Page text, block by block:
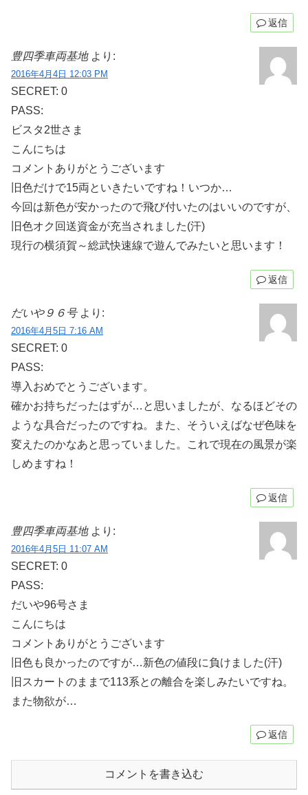
返信
豊四季車両基地 より:
2016年4月4日 12:03 PM
SECRET: 0
PASS:
ビスタ2世さま
こんにちは
コメントありがとうございます
旧色だけで15両といきたいですね！いつか…
今回は新色が安かったので飛び付いたのはいいのですが、
旧色オク回送資金が充当されました(汗)
現行の横須賀～総武快速線で遊んでみたいと思います！
返信
だいや９６号 より:
2016年4月5日 7:16 AM
SECRET: 0
PASS:
導入おめでとうございます。
確かお持ちだったはずが…と思いましたが、なるほどその
ような具合だったのですね。また、そういえばなぜ色味を
変えたのかなあと思っていました。これで現在の風景が楽
しめますね！
返信
豊四季車両基地 より:
2016年4月5日 11:07 AM
SECRET: 0
PASS:
だいや96号さま
こんにちは
コメントありがとうございます
旧色も良かったのですが…新色の値段に負けました(汗)
旧スカートのままで113系との離合を楽しみたいですね。
また物欲が…
返信
コメントを書き込む